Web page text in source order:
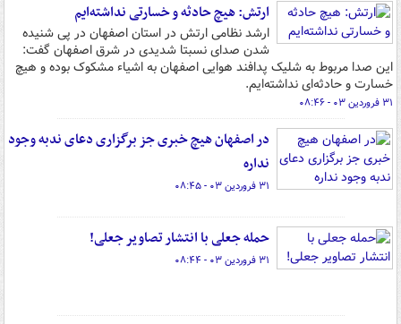
ارتش: هیچ حادثه و خسارتی نداشته‌ایم
ارشد نظامی ارتش در استان اصفهان در پی شنیده
شدن صدای نسبتا شدیدی در شرق اصفهان گفت:
این صدا مربوط به شلیک پدافند هوایی اصفهان به اشیاء مشکوک بوده و هیچ
خسارت و حادثه‌ای نداشته‌ایم.
۳۱ فروردین ۰۳ - ۰۸:۴۶
در اصفهان هیچ خبری جز برگزاری دعای ندبه وجود
نداره
۳۱ فروردین ۰۳ - ۰۸:۴۵
حمله جعلی با انتشار تصاویر جعلی!
۳۱ فروردین ۰۳ - ۰۸:۴۴